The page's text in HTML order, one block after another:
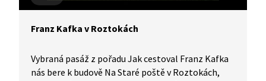
Franz Kafka v Roztokách
Vybraná pasáž z pořadu Jak cestoval Franz Kafka
nás bere k budově Na Staré poště v Roztokách,